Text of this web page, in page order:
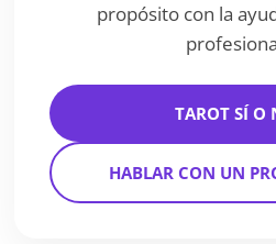
propósito con la
TAROT SÍ O
HABLAR CON UN